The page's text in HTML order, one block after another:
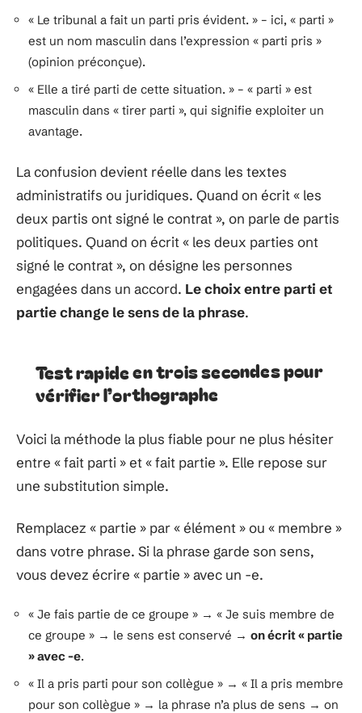
« Le tribunal a fait un parti pris évident. » – ici, « parti »
est un nom masculin dans l’expression « parti pris »
(opinion préconçue).
« Elle a tiré parti de cette situation. » – « parti » est
masculin dans « tirer parti », qui signifie exploiter un
avantage.
La confusion devient réelle dans les textes
administratifs ou juridiques. Quand on écrit « les
deux partis ont signé le contrat », on parle de partis
politiques. Quand on écrit « les deux parties ont
signé le contrat », on désigne les personnes
engagées dans un accord. Le choix entre parti et
partie change le sens de la phrase.
Test rapide en trois secondes pour
vérifier l’orthographe
Voici la méthode la plus fiable pour ne plus hésiter
entre « fait parti » et « fait partie ». Elle repose sur
une substitution simple.
Remplacez « partie » par « élément » ou « membre »
dans votre phrase. Si la phrase garde son sens,
vous devez écrire « partie » avec un -e.
« Je fais partie de ce groupe » → « Je suis membre de
ce groupe » → le sens est conservé → on écrit « partie
» avec -e.
« Il a pris parti pour son collègue » → « Il a pris membre
pour son collègue » → la phrase n’a plus de sens → on